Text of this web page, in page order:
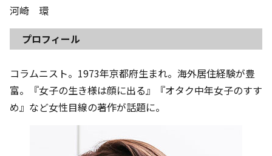
河崎 環
プロフィール
コラムニスト。1973年京都府生まれ。海外居住経験が豊
富。『女子の生き様は顔に出る』『オタク中年女子のすす
め』など女性目線の著作が話題に。